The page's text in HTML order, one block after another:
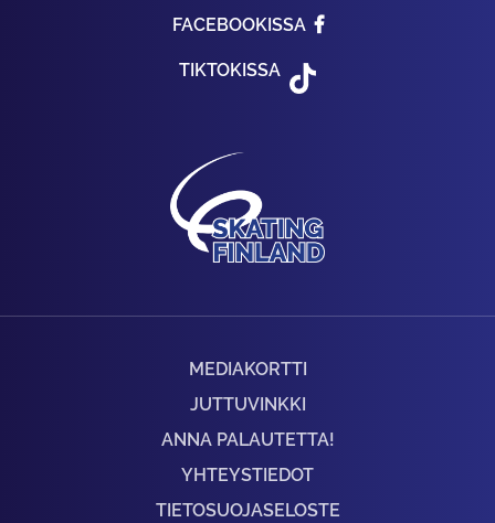
FACEBOOKISSA
TIKTOKISSA
MEDIAKORTTI
JUTTUVINKKI
ANNA PALAUTETTA!
YHTEYSTIEDOT
TIETOSUOJASELOSTE